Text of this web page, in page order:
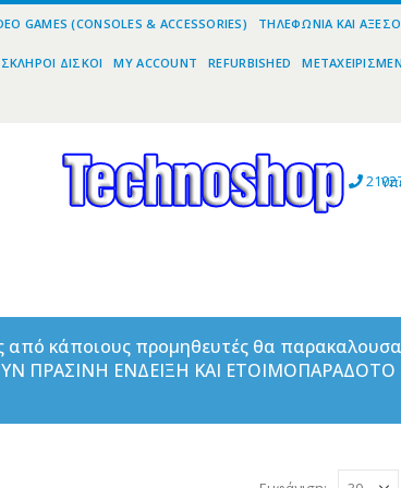
GAMES (CONSOLES & ACCESSORIES) ΤΗΛΕΦΩΝΊΑ ΚΑΙ
ΣΚΛΗΡΟΊ ΔΊΣΚΟΙ MY ACCOUNT REFURBISHED
από κάποιους προμηθευτές θα
ΠΡΑΣΙΝΗ ΕΝΔΕΙΞΗ ΚΑΙ ΕΤΟΙΜΟΠΑΡΑΔΟΤΟ